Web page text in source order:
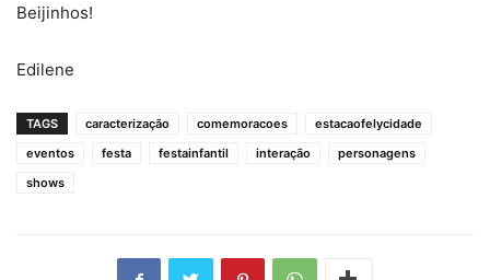
Beijinhos!
Edilene
TAGS caracterização comemoracoes
estacaofelycidade
eventos
festa festainfantil interação
personagens
shows